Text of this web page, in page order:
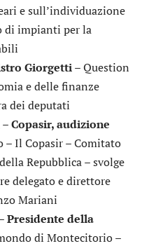
e sull’individuazione
di impianti per la
Giorgetti– Question
e delle finanze
dei deputati
Copasir, audizione
– Il Copasir – Comitato
Repubblica – svolge
delegato e direttore
Mariani
Presidente della
di Montecitorio –